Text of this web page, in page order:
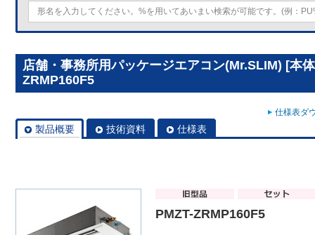
店舗・事務所用パッケージエアコン(Mr.SLIM) [本
ZRMP160F5
仕様表ダ
製品概要 技術資料 仕様表
PMZT-ZRMP160F5